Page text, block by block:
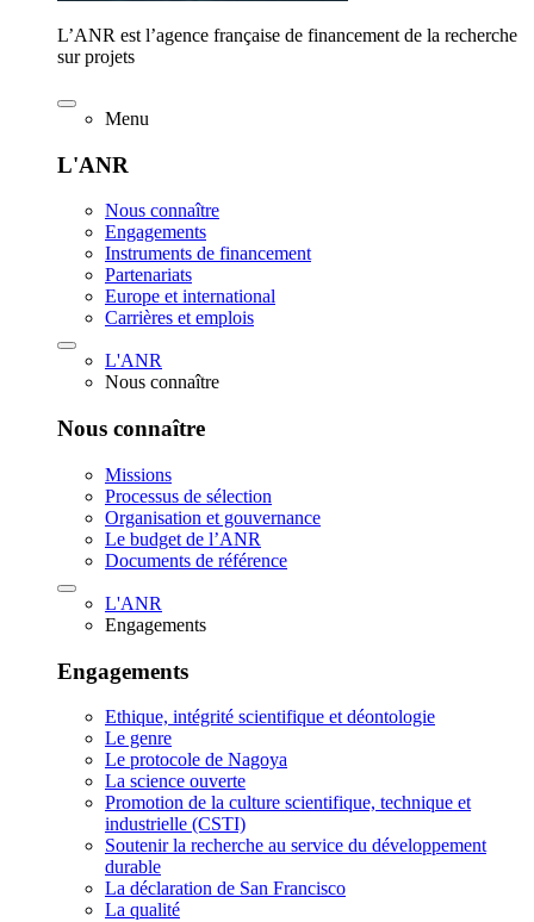
L’ANR est l’agence française de financement de la recherche
sur projets
Menu
L'ANR
Nous connaître
Engagements
Instruments de financement
Partenariats
Europe et international
Carrières et emplois
L'ANR
Nous connaître
Nous connaître
Missions
Processus de sélection
Organisation et gouvernance
Le budget de l’ANR
Documents de référence
L'ANR
Engagements
Engagements
Ethique, intégrité scientifique et déontologie
Le genre
Le protocole de Nagoya
La science ouverte
Promotion de la culture scientifique, technique et
industrielle (CSTI)
Soutenir la recherche au service du développement
durable
La déclaration de San Francisco
La qualité